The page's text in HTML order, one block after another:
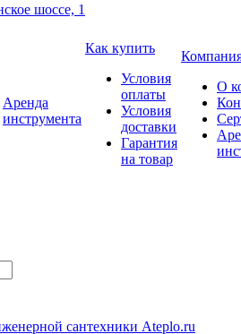
шоссе, 1
Аренда
инструмента
Как купить
Условия
оплаты
Условия
доставки
Гарантия
на товар
О